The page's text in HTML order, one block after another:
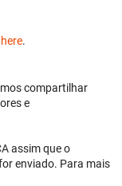
here.
compartilhar
e
assim que o
enviado. Para mais